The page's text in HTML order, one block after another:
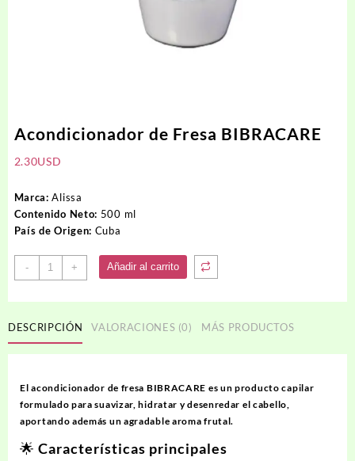
Acondicionador de Fresa BIBRACARE
2.30USD
Marca: Alissa
Contenido Neto: 500 ml
País de Origen: Cuba
-
Acondicionador
de
cantidad
+ Añadir al carrito
DESCRIPCIÓN VALORACIONES (0) MÁS PRODUCTOS
El acondicionador de fresa BIBRACARE es un producto capilar
formulado para suavizar, hidratar y desenredar el cabello,
aportando además un agradable aroma frutal.
🌟 Características principales